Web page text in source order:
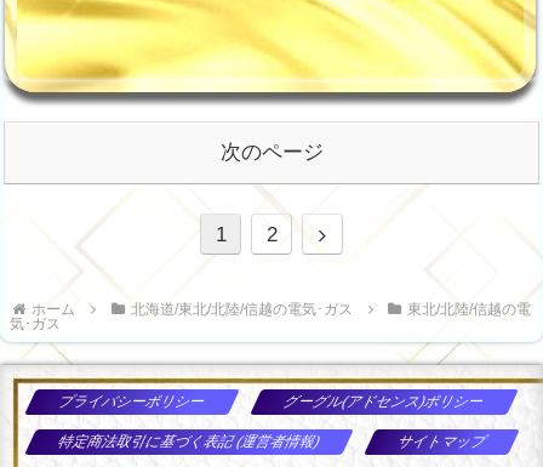
次のページ
1 2
次
ホーム 北海道/東北/北陸/信越の電気･ガス
東北/北陸/信越の電
気･ガス
プライバシーポリシー グーグル(アドセンス)ポリシー
特定商法取引に基づく表記 (運営者情報) サイトマップ